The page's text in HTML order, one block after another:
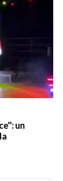
un